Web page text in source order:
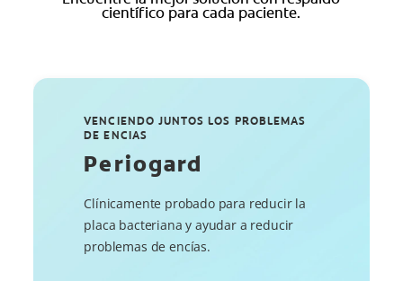
científico para cada paciente.
VENCIENDO JUNTOS LOS PROBLEMAS
DE ENCIAS
Periogard
Clínicamente probado para reducir la
placa bacteriana y ayudar a reducir
problemas de encías.